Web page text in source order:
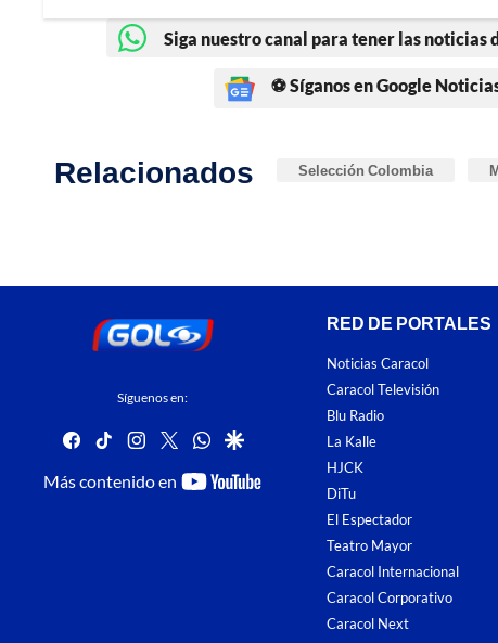
Siga nuestro canal para tener las
⚽ Síganos en Google
Relacionados Selección Colombia
Síguenos en:
facebook
tiktokinstagram
twitterwhatsapp
google
Más contenido en
youtube-
RED DE PORTALES
Noticias Caracol
Caracol Televisión
Blu Radio
La Kalle
HJCK
DiTu
El Espectador
Teatro Mayor
Caracol Internacional
Caracol Corporativo
Caracol Next